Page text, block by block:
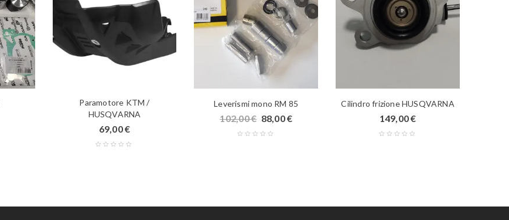
Paramotore KTM /
HUSQVARNA
69,00€
Leverismi mono RM 85
102,00€ 88,00€
Cilindro frizione HUSQVARNA
149,00€